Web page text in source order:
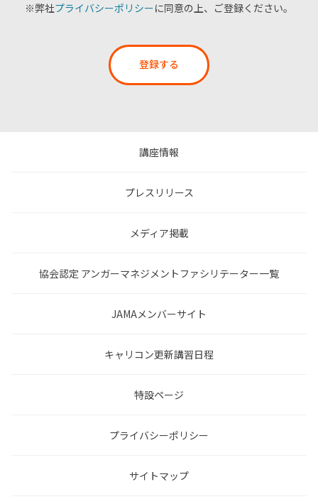
※弊社プライバシーポリシーに同意の上、ご登録ください。
登録する
講座情報
プレスリリース
メディア掲載
協会認定 アンガーマネジメントファシリテーター一覧
JAMAメンバーサイト
キャリコン更新講習日程
特設ページ
プライバシーポリシー
サイトマップ